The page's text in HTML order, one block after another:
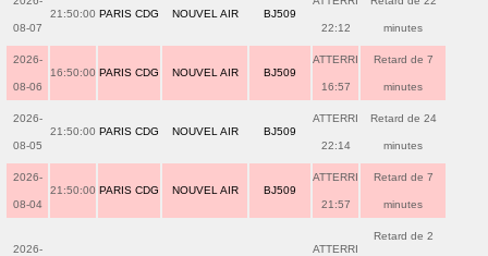
08-07
21:50:00 PARIS CDG NOUVEL AIR BJ509
22:12 minutes
2026-
08-06
16:50:00 PARIS CDG NOUVEL AIR BJ509
ATTERRI
16:57
Retard de 7
minutes
2026-
08-05
21:50:00 PARIS CDG NOUVEL AIR BJ509
ATTERRI
22:14
Retard de 24
minutes
2026-
08-04
21:50:00 PARIS CDG NOUVEL AIR BJ509
ATTERRI
21:57
Retard de 7
minutes
2026- ATTERRI
Retard de 2